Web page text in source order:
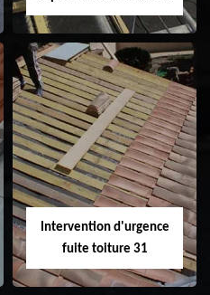
Réparation de
toiture 31
Intervention d'urgence
fuite toiture 31